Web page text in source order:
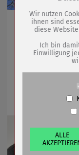
09.03.2022
Name
Anbieter
Anbieter
Zweck
Wir nutzen
ihnen sind
diese
Ich bin
Einwilligung
ALLE